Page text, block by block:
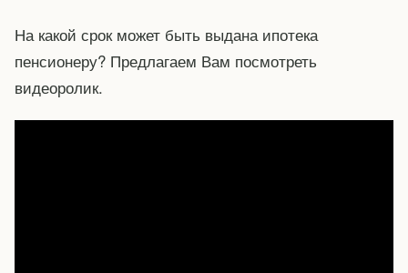
На какой срок может быть выдана ипотека
пенсионеру? Предлагаем Вам посмотреть
видеоролик.